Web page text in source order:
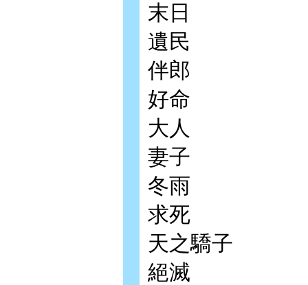
末日
遺民
伴郎
好命
大人
妻子
冬雨
求死
天之驕子
絕滅